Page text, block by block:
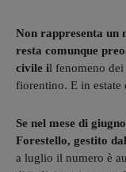
Non rappresenta un
resta comunque
civile il fenomeno dei
fiorentino. E in estate
Se nel mese di
Forestello, gestito
a luglio il numero è